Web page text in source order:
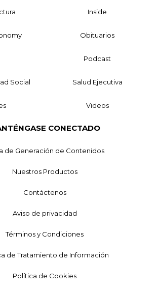
Inside
Obituarios
Podcast
Social Salud Ejecutiva
Videos
CONECTADO
de Generación de Contenidos
Nuestros Productos
Contáctenos
Aviso de privacidad
Términos y Condiciones
de Tratamiento de Información
Política de Cookies